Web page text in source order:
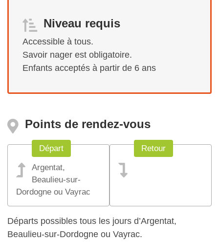
Niveau requis
Accessible à tous.
Savoir nager est obligatoire.
Enfants acceptés à partir de 6 ans
Points de rendez-vous
Départ
Argentat,
Beaulieu-sur-
Dordogne ou Vayrac
Retour
Départs possibles tous les jours d’Argentat,
Beaulieu-sur-Dordogne ou Vayrac.